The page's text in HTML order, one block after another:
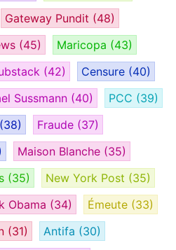
Gateway Pundit (48)
(45) Maricopa (43)
(42) Censure (40)
Sussmann (40) PCC (39)
(38) Fraude (37)
Maison Blanche (35)
(35) New York Post (35)
Obama (34) Émeute (33)
(31) Antifa (30)